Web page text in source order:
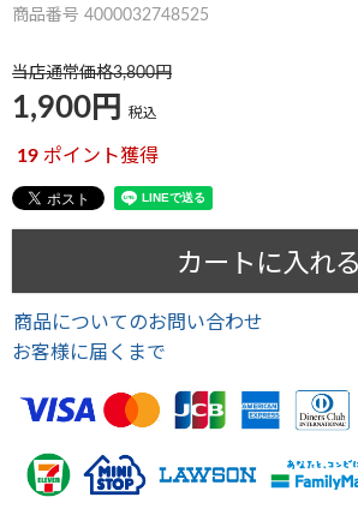
商品番号 4000032748525
当店通常価格3,800
1,900 税込
19 ポイント獲得
カートに入れる
商品についてのお問い合わせ
お客様に届くまで